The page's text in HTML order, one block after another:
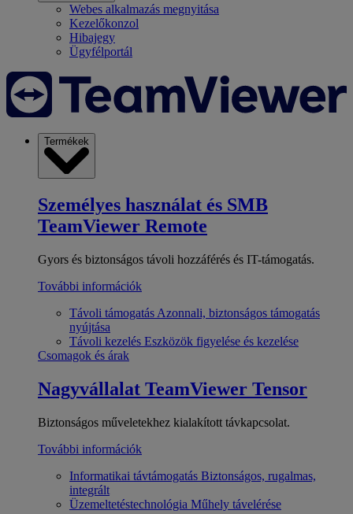
Webes alkalmazás megnyitása
Kezelőkonzol
Hibajegy
Ügyfélportál
Termékek
Személyes használat és SMB
TeamViewer Remote
Gyors és biztonságos távoli hozzáférés és IT-támogatás.
További információk
Távoli támogatás Azonnali, biztonságos támogatás
nyújtása
Távoli kezelés Eszközök figyelése és kezelése
Csomagok és árak
Nagyvállalat TeamViewer Tensor
Biztonságos műveletekhez kialakított távkapcsolat.
További információk
Informatikai távtámogatás Biztonságos, rugalmas,
integrált
Üzemeltetéstechnológia Műhely távelérése